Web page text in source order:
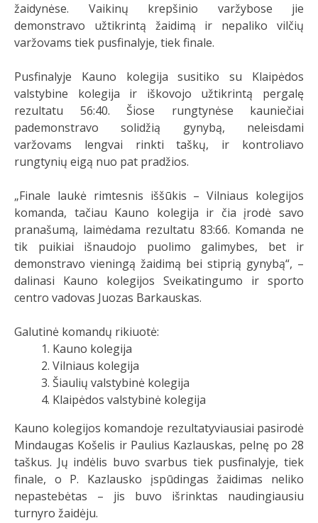
žaidynėse. Vaikinų krepšinio varžybose jie
demonstravo užtikrintą žaidimą ir nepaliko vilčių
varžovams tiek pusfinalyje, tiek finale.
Pusfinalyje Kauno kolegija susitiko su Klaipėdos
valstybine kolegija ir iškovojo užtikrintą pergalę
rezultatu 56:40. Šiose rungtynėse kauniečiai
pademonstravo solidžią gynybą, neleisdami
varžovams lengvai rinkti taškų, ir kontroliavo
rungtynių eigą nuo pat pradžios.
„Finale laukė rimtesnis iššūkis – Vilniaus kolegijos
komanda, tačiau Kauno kolegija ir čia įrodė savo
pranašumą, laimėdama rezultatu 83:66. Komanda ne
tik puikiai išnaudojo puolimo galimybes, bet ir
demonstravo vieningą žaidimą bei stiprią gynybą“, –
dalinasi Kauno kolegijos Sveikatingumo ir sporto
centro vadovas Juozas Barkauskas.
Galutinė komandų rikiuotė:
Kauno kolegija
Vilniaus kolegija
Šiaulių valstybinė kolegija
Klaipėdos valstybinė kolegija
Kauno kolegijos komandoje rezultatyviausiai pasirodė
Mindaugas Košelis ir Paulius Kazlauskas, pelnę po 28
taškus. Jų indėlis buvo svarbus tiek pusfinalyje, tiek
finale, o P. Kazlausko įspūdingas žaidimas neliko
nepastebėtas – jis buvo išrinktas naudingiausiu
turnyro žaidėju.